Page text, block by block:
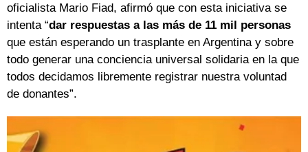
oficialista Mario Fiad, afirmó que con esta iniciativa se
intenta “dar respuestas a las más de 11 mil personas
que están esperando un trasplante en Argentina y sobre
todo generar una conciencia universal solidaria en la que
todos decidamos libremente registrar nuestra voluntad
de donantes”.